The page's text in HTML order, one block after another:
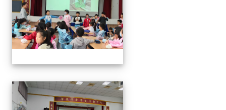
114年閱讀講座-與山的對話